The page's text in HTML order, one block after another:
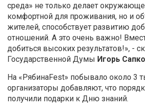
среда» не только делает
комфортной для проживания, но и
жителей, способствует развитию
отношений. А это очень важно!
добиться высоких результатов!», -
Государственной Думы Игорь
На «РябинаFest» побывало около 3
организаторы добавляют, что
получили подарки к Дню знаний.